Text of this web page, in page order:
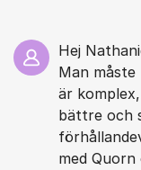
Hej
Man
är
bättre och
med